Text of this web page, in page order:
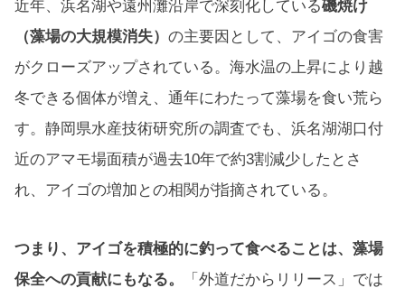
近年、浜名湖や遠州灘沿岸で深刻化している磯焼け
（藻場の大規模消失） の主要因として、アイゴの食害
がクローズアップされている。海水温の上昇により越
冬できる個体が増え、通年にわたって藻場を食い荒ら
す。静岡県水産技術研究所の調査でも、浜名湖湖口付
近のアマモ場面積が過去10年で約3割減少したとさ
れ、アイゴの増加との相関が指摘されている。
つまり、アイゴを積極的に釣って食べることは、藻場
保全への貢献にもなる。
「外道だからリリース」では